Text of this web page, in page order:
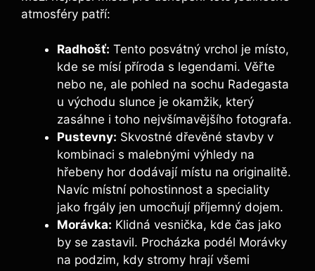
atmosféry patří:
Radhošť: Tento posvátný vrchol je místo,
kde ⁤se mísí příroda s legendami. Věřte ​
nebo ne, ale⁢ pohled na ​sochu Radegasta
u východu ‌slunce​ je okamžik, který
zasáhne i toho nejvšímavějšího fotografa.
Pustevny: Skvostné dřevěné stavby ‍v
kombinaci s malebnými výhledy na
‌hřebeny hor dodávají místu na‌ originalitě.
Navíc místní pohostinnost a‌ speciality
jako frgály jen umocňují příjemný‌ dojem.
Morávka: Klidná vesnička, kde čas jako
by se zastavil.⁣ Procházka podél Morávky
na podzim, kdy ​stromy hrají všemi